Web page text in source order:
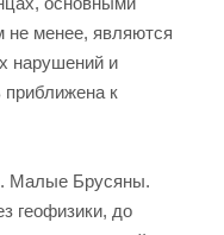
не менее, являются
нарушений и
к
Малые Брусяны.
геофизики, до